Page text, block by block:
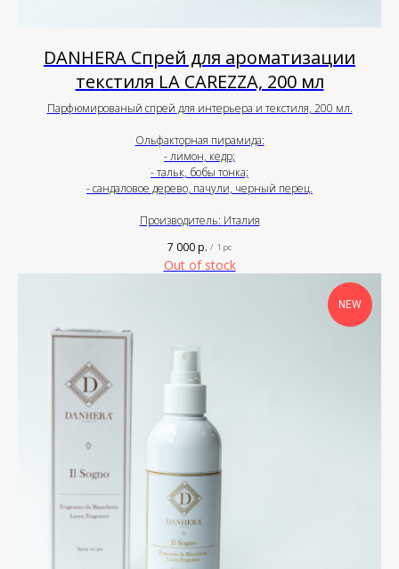
DANHERA Спрей для ароматизации
текстиля LA CAREZZA, 200 мл
Парфюмированый спрей для интерьера и текстиля, 200 мл.
Ольфакторная пирамида:
- лимон, кедр;
- тальк, бобы тонка;
- сандаловое дерево, пачули, черный перец.
Производитель: Италия
7 000р. / 1 pc
Out of stock
NEW